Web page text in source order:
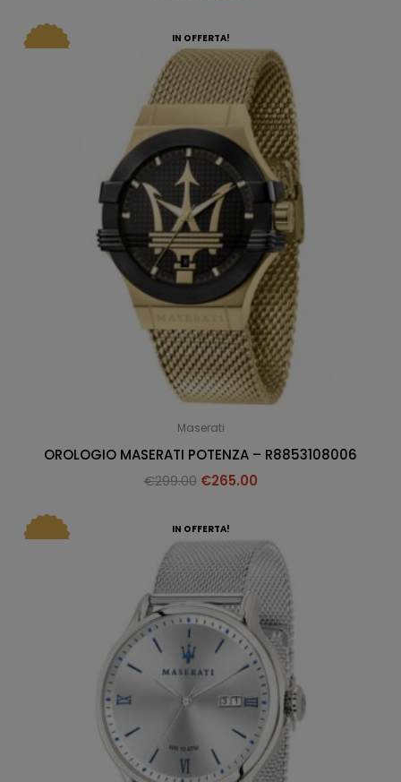
IN OFFERTA!
Maserati
OROLOGIO MASERATI POTENZA – R8853108006
€299.00 €265.00
IN OFFERTA!